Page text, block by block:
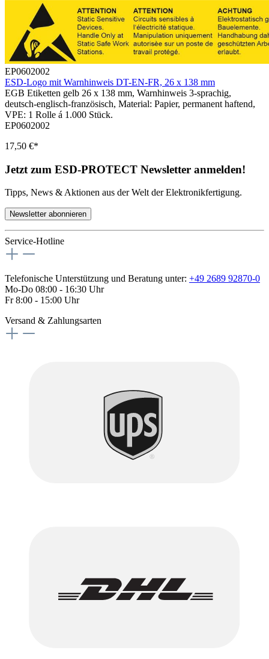
EP0602002
ESD-Logo mit Warnhinweis DT-EN-FR, 26 x 138 mm
EGB Etiketten gelb 26 x 138 mm, Warnhinweis 3-sprachig,
deutsch-englisch-französisch, Material: Papier, permanent haftend,
VPE: 1 Rolle á 1.000 Stück.
EP0602002
17,50 €*
Jetzt zum ESD-PROTECT Newsletter anmelden!
Tipps, News & Aktionen aus der Welt der Elektronikfertigung.
Newsletter abonnieren
Service-Hotline
Telefonische Unterstützung und Beratung unter: +49 2689 92870-0
Mo-Do 08:00 - 16:30 Uhr
Fr 8:00 - 15:00 Uhr
Versand & Zahlungsarten